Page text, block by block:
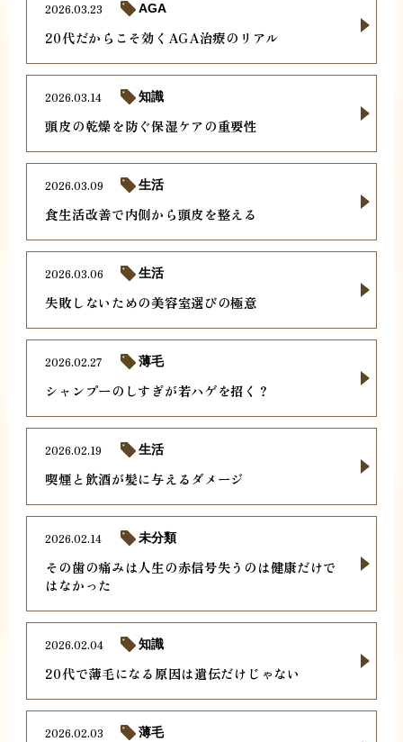
20代だからこそ効くAGA治療のリアル
2026.03.23 AGA
頭皮の乾燥を防ぐ保湿ケアの重要性
2026.03.14 知識
食生活改善で内側から頭皮を整える
2026.03.09 生活
失敗しないための美容室選びの極意
2026.03.06 生活
シャンプーのしすぎが若ハゲを招く？
2026.02.27 薄毛
喫煙と飲酒が髪に与えるダメージ
2026.02.19 生活
その歯の痛みは人生の赤信号失うのは健康だけで
はなかった
2026.02.14 未分類
20代で薄毛になる原因は遺伝だけじゃない
2026.02.04 知識
2026.02.03 薄毛